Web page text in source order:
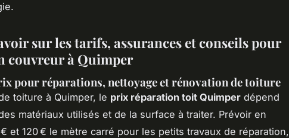
sur les tarifs, assurances et conseils pour
couvreur à Quimper
pour réparations, nettoyage et rénovation de toiture
toiture à Quimper, le prix réparation toit Quimper dépend
matériaux utilisés et de la surface à traiter. Prévoir en
et 120 € le mètre carré pour les petits travaux de réparation,